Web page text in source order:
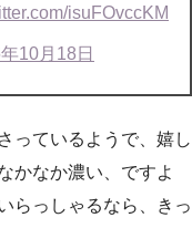
isuFOvccKM
10月18日
っているようで、嬉し
かなか濃い、ですよ
らっしゃるなら、きっ